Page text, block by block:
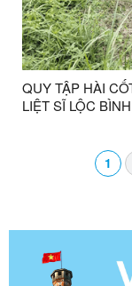
QUY TẬP HÀI
LIỆT SĨ LỘC
1